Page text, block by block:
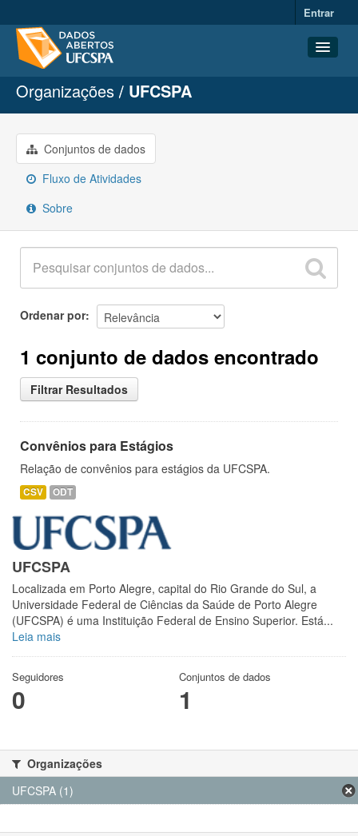
Entrar
Conjuntos de dados
Organizações
Grupos
Sobre
Organizações UFCSPA
Conjuntos de dados
Fluxo de Atividades
Sobre
Ordenar por
1 conjunto de dados encontrado
Filtrar Resultados
Convênios para Estágios
Relação de convênios para estágios da UFCSPA.
CSV ODT
UFCSPA
Localizada em Porto Alegre, capital do Rio Grande do Sul, a
Universidade Federal de Ciências da Saúde de Porto Alegre
(UFCSPA) é uma Instituição Federal de Ensino Superior. Está...
Leia mais
Seguidores
0
Conjuntos de dados
1
Organizações
UFCSPA (1)